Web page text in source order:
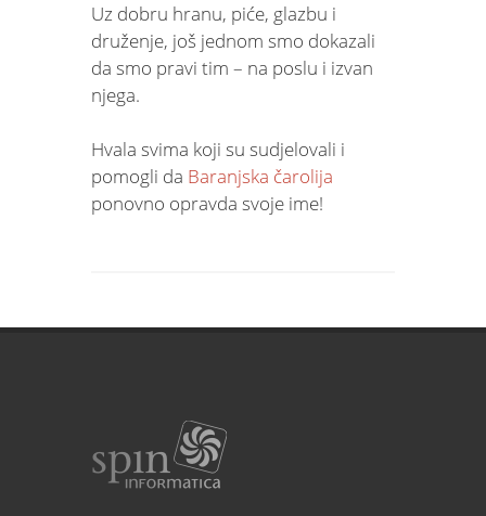
Uz dobru hranu, piće, glazbu i
druženje, još jednom smo dokazali
da smo pravi tim – na poslu i izvan
njega.
Hvala svima koji su sudjelovali i
pomogli da Baranjska čarolija
ponovno opravda svoje ime!